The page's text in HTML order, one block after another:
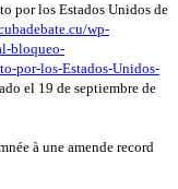
por los Estados Unidos de
wp-
bloqueo-
por-los-Estados-Unidos-
el 19 de septiembre de
à une amende record